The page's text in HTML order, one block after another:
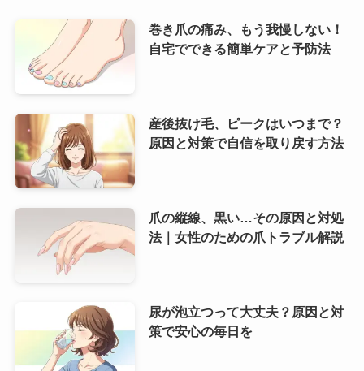
巻き爪の痛み、もう我慢しない！
自宅でできる簡単ケアと予防法
産後抜け毛、ピークはいつまで？
原因と対策で自信を取り戻す方法
爪の縦線、黒い…その原因と対処
法｜女性のための爪トラブル解説
尿が泡立つって大丈夫？原因と対
策で安心の毎日を